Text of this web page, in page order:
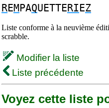
REMPAQUETTERIEZ
Liste conforme à la neuvième
scrabble.
Modifier la liste
Liste précédente
Voyez cette liste